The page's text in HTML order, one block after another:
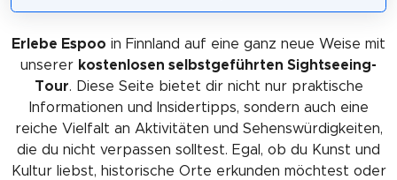
Erlebe Espoo in Finnland auf eine ganz neue Weise mit
unserer kostenlosen selbstgeführten Sightseeing-
Tour. Diese Seite bietet dir nicht nur praktische
Informationen und Insidertipps, sondern auch eine
reiche Vielfalt an Aktivitäten und Sehenswürdigkeiten,
die du nicht verpassen solltest. Egal, ob du Kunst und
Kultur liebst, historische Orte erkunden möchtest oder